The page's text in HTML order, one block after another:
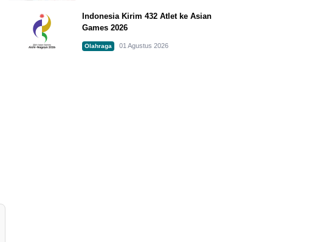
Indonesia Kirim 432 Atlet ke Asian
Games 2026
Olahraga 01 Agustus 2026